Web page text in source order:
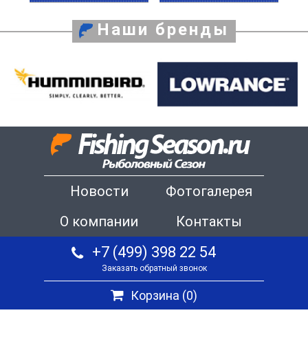
Наши бренды
Новости
Фотогалерея
О компании
Контакты
+7 (499) 398 22 54
Заказать обратный звонок
Корзина (0)